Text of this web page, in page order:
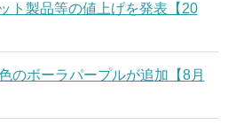
ト製品等の値上げを発表【20
のボーラパープルが追加【8月